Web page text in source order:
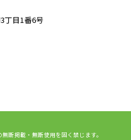
丁目1番6号
断掲載・無断使用を固く禁じます。